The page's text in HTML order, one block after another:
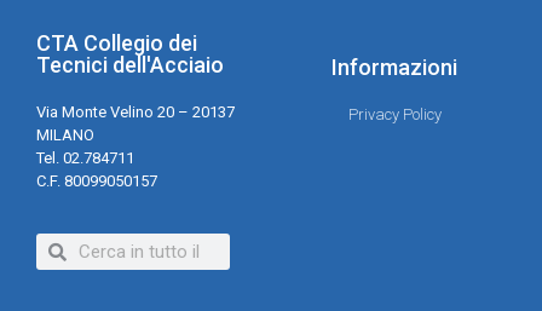
CTA Collegio dei
Tecnici dell'Acciaio
Via Monte Velino 20 – 20137
MILANO
Tel. 02.784711
C.F. 80099050157
Informazioni
Privacy Policy